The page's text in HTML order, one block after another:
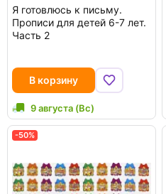
Я готовлюсь к письму.
Прописи для детей 6-7 лет.
Часть 2
В корзину
9 августа (Вс)
-50%